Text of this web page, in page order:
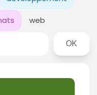
web
Rechercher